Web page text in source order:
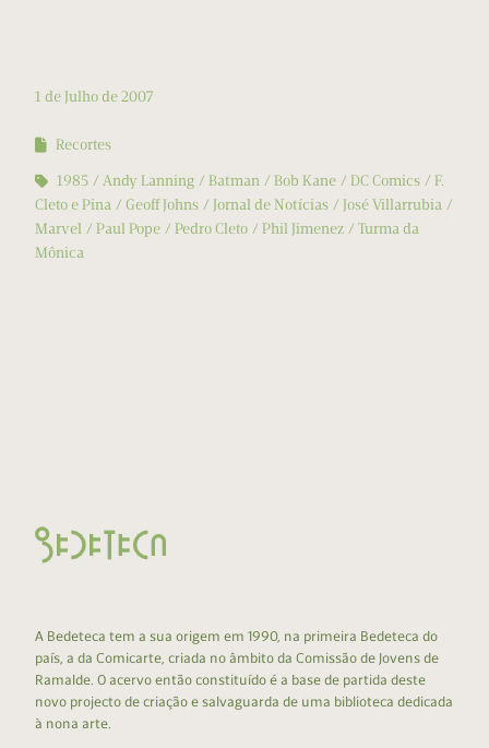
1 de Julho de 2007
Recortes
1985
Andy Lanning Batman Bob Kane DC Comics
F.
Cleto e Pina
Geoff Johns Jornal de Notícias
José Villarrubia
Marvel
Paul Pope Pedro Cleto Phil Jimenez
Turma da
Mônica
A Bedeteca tem a sua origem em 1990, na primeira Bedeteca do
país, a da Comicarte, criada no âmbito da Comissão de Jovens de
Ramalde. O acervo então constituído é a base de partida deste
novo projecto de criação e salvaguarda de uma biblioteca dedicada
à nona arte.